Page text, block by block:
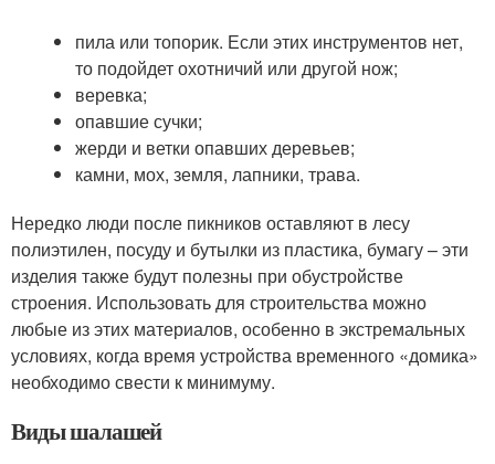
пила или топорик. Если этих инструментов нет,
то подойдет охотничий или другой нож;
веревка;
опавшие сучки;
жерди и ветки опавших деревьев;
камни, мох, земля, лапники, трава.
Нередко люди после пикников оставляют в лесу
полиэтилен, посуду и бутылки из пластика, бумагу – эти
изделия также будут полезны при обустройстве
строения. Использовать для строительства можно
любые из этих материалов, особенно в экстремальных
условиях, когда время устройства временного «домика»
необходимо свести к минимуму.
Виды шалашей